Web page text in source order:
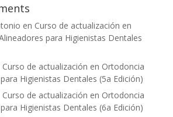
en Curso de actualización en
para Higienistas Dentales
Curso de actualización en Ortodoncia
Higienistas Dentales (5a Edición)
Curso de actualización en Ortodoncia
Higienistas Dentales (6a Edición)